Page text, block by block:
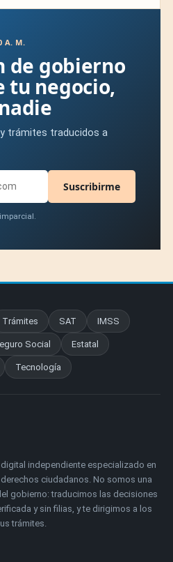
A. M.
de gobierno
tu negocio,
trámites traducidos a
Suscribirme
Trámites SAT IMSS
Social Estatal
Tecnología
independiente especializado en
ciudadanos. No somos una
gobierno: traducimos las decisiones
y sin filias, y te dirigimos a los
trámites.